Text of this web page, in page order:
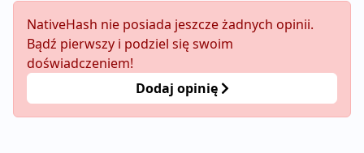
NativeHash nie posiada jeszcze żadnych opinii.
Bądź pierwszy i podziel się swoim
doświadczeniem!
Dodaj opinię